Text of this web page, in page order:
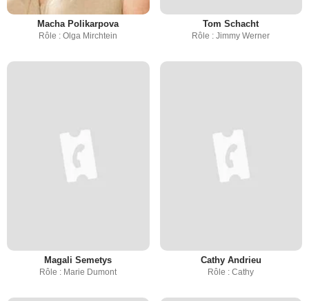
Macha Polikarpova
Rôle : Olga Mirchtein
Tom Schacht
Rôle : Jimmy Werner
Magali Semetys
Rôle : Marie Dumont
Cathy Andrieu
Rôle : Cathy